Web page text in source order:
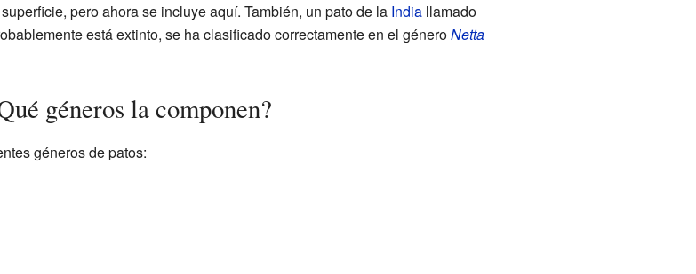
pero ahora se incluye aquí. También, un pato de la Indiallamado
está extinto, se ha clasificado correctamente en el géneroNetta
géneros la componen?
géneros de patos: